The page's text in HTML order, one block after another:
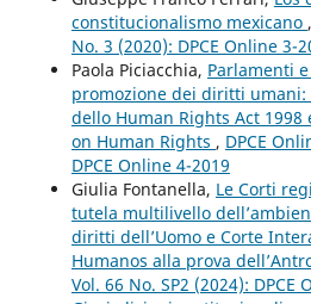
constitucionalismo mexicano ,
No. 3 (2020): DPCE Online 3-
Paola Piciacchia, Parlamenti
promozione dei diritti umani:
dello Human Rights Act 1998
on Human Rights , DPCE
DPCE Online 4-2019
Giulia Fontanella, Le Corti
tutela multilivello
diritti dell’Uomo e Corte
Humanos alla prova
Vol. 66 No. SP2 (2024): DPCE